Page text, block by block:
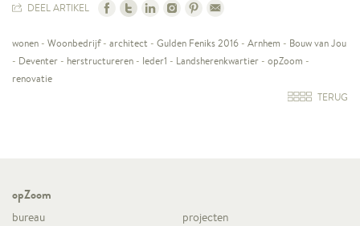
DEEL ARTIKEL
wonen - Woonbedrijf- architect - Gulden Feniks 2016 - Arnhem - Bouw van Jou
- Deventer - herstructureren - Ieder1 - Landsherenkwartier - opZoom -
renovatie
TERUG
opZoom
bureau
projecten